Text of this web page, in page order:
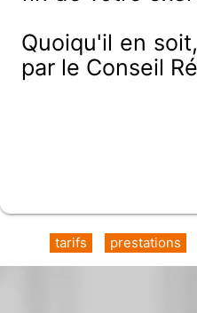
Quoiqu'il en
par le Conseil
prestations
tarifs